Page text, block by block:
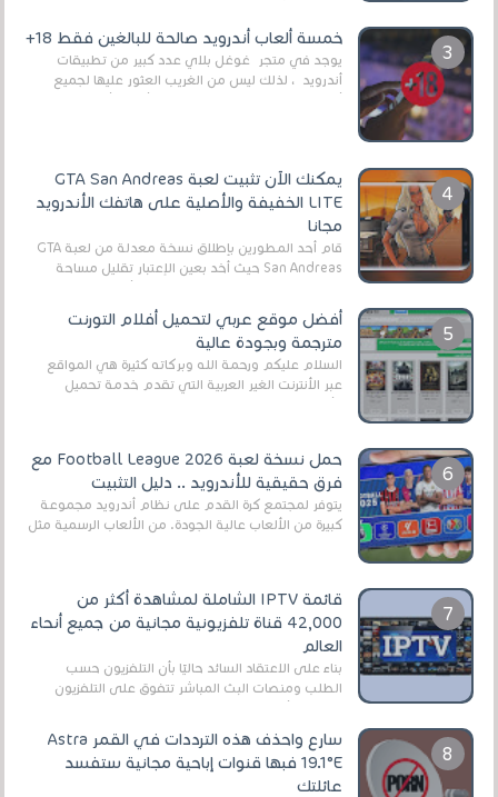
خمسة ألعاب أندرويد صالحة للبالغين فقط 18+
يوجد في متجر غوغل بلاي عدد كبير من تطبيقات
أندرويد ، لذلك ليس من الغريب العثور عليها لجميع
يمكنك الآن تثبيت لعبة GTA San Andreas
LITE الخفيفة والأصلية على هاتفك الأندرويد
مجانا
قام أحد المطورين بإطلاق نسخة معدلة من لعبة GTA
San Andreas حيث أخد بعين الإعتبار تقليل مساحة
أفضل موقع عربي لتحميل أفلام التورنت
مترجمة وبجودة عالية
السلام عليكم ورحمة الله وبركاته كثيرة هي المواقع
عبر الأنترنت الغير العربية التي تقدم خدمة تحميل
الأفلام على التورنت ، ومعظم هذه المواقع ل...
حمل نسخة لعبة Football League 2026 مع
فرق حقيقية للأندرويد .. دليل التثبيت
يتوفر لمجتمع كرة القدم على نظام أندرويد مجموعة
كبيرة من الألعاب عالية الجودة. من الألعاب الرسمية مثل
قائمة IPTV الشاملة لمشاهدة أكثر من
42,000 قناة تلفزيونية مجانية من جميع أنحاء
العالم
بناءً على الاعتقاد السائد حاليًا بأن التلفزيون حسب
الطلب ومنصات البث المباشر تتفوق على التلفزيون
الرقمي الأرضي التقليدي، يُعدّ IPTV-org خيار...
سارع واحذف هذه الترددات في القمر Astra
19.1°E فبها قنوات إباحية مجانية ستفسد
عائلتك